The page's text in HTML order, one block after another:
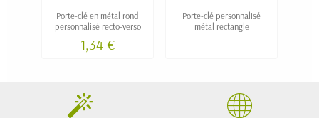
Porte-clé en métal rond
personnalisé recto-verso
1,34 €
Porte-clé personnalisé
métal rectangle